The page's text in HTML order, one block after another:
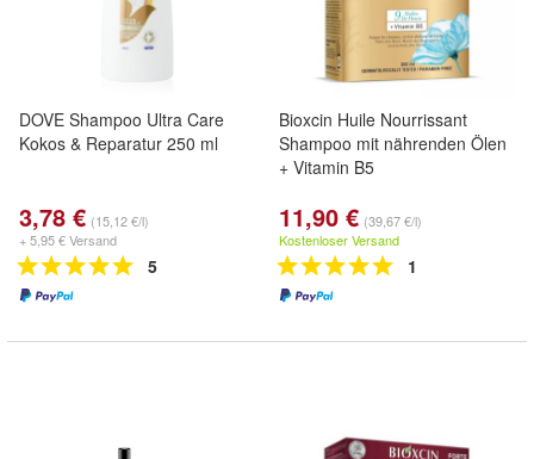
DOVE Shampoo Ultra Care
Kokos & Reparatur 250 ml
3,78 € (15,12 €/l)
+ 5,95 € Versand
5
Bioxcin Huile Nourrissant
Shampoo mit nährenden Ölen
+ Vitamin B5
11,90 € (39,67 €/l)
Kostenloser Versand
1